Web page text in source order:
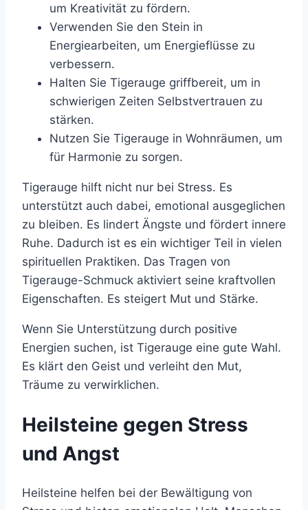
um Kreativität zu fördern.
Verwenden Sie den Stein in
Energiearbeiten, um Energieflüsse zu
verbessern.
Halten Sie Tigerauge griffbereit, um in
schwierigen Zeiten Selbstvertrauen zu
stärken.
Nutzen Sie Tigerauge in Wohnräumen, um
für Harmonie zu sorgen.
Tigerauge hilft nicht nur bei Stress. Es
unterstützt auch dabei, emotional ausgeglichen
zu bleiben. Es lindert Ängste und fördert innere
Ruhe. Dadurch ist es ein wichtiger Teil in vielen
spirituellen Praktiken. Das Tragen von
Tigerauge-Schmuck aktiviert seine kraftvollen
Eigenschaften. Es steigert Mut und Stärke.
Wenn Sie Unterstützung durch positive
Energien suchen, ist Tigerauge eine gute Wahl.
Es klärt den Geist und verleiht den Mut,
Träume zu verwirklichen.
Heilsteine gegen Stress
und Angst
Heilsteine helfen bei der Bewältigung von